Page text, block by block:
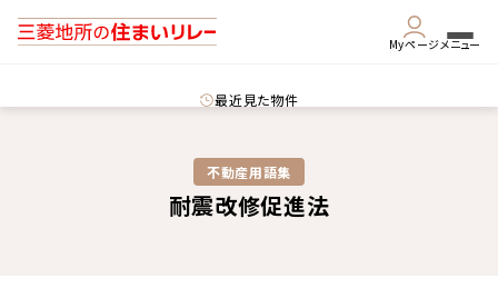
Myページメニュー
最近見た物件
不動産用語集​
耐震改修促進法